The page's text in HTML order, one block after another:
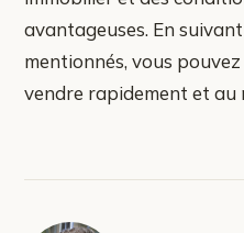
avantageuses. En
mentionnés, vous
vendre rapidement et au